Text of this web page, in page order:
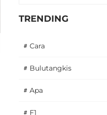
TRENDING
# Cara
# Bulutangkis
# Apa
# F1